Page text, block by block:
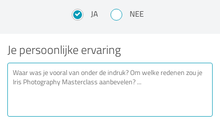
JA NEE
Je persoonlijke ervaring